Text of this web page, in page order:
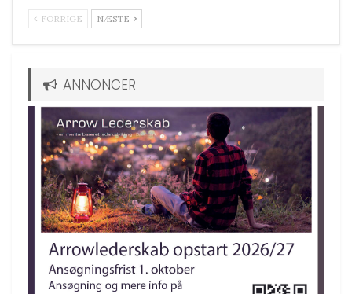
FORRIGE NÆSTE
ANNONCER